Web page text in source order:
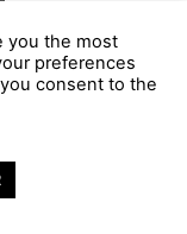
you the most
preferences
consent to the